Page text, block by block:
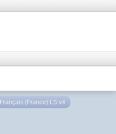
Français (France) LS v4